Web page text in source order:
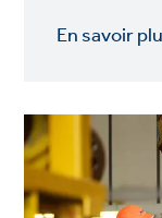
En savoir